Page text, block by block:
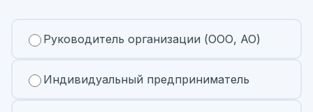
Руководитель организации (ООО, АО)
Индивидуальный предприниматель